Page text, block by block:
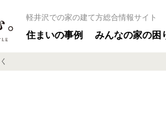
軽井沢での家の建て方総合情報サイト
住まいの事例 みんなの家の困